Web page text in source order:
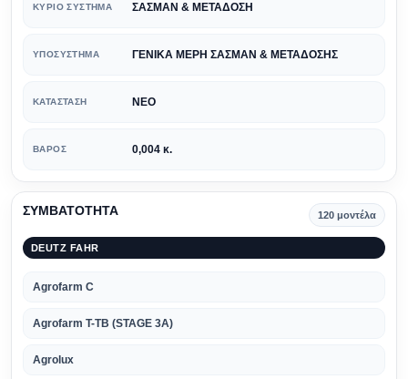
ΚΎΡΙΟ ΣΎΣΤΗΜΑ ΣΑΣΜΑΝ & ΜΕΤΑΔΟΣΗ
ΥΠΟΣΎΣΤΗΜΑ ΓΕΝΙΚΑ ΜΕΡΗ ΣΑΣΜΑΝ & ΜΕΤΑΔΟΣΗΣ
ΚΑΤΆΣΤΑΣΗ ΝΕΟ
ΒΆΡΟΣ 0,004 κ.
ΣΥΜΒΑΤΟΤΗΤΑ 120 μοντέλα
DEUTZ FAHR
Agrofarm C
Agrofarm T-TB (STAGE 3A)
Agrolux